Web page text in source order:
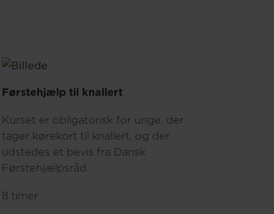
Førstehjælp til knallert
Kurset er obligatorisk for unge, der
tager kørekort til knallert, og der
udstedes et bevis fra Dansk
Førstehjælpsråd.
8 timer